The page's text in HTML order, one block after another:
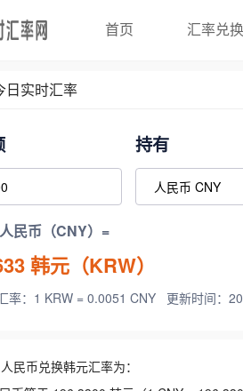
首页 汇率兑换
日实时汇率
持有
民币（CNY）=
韩元（KRW）
率：1 KRW = 0.0051 CNY 更新时间：
民币兑换韩元汇率为：